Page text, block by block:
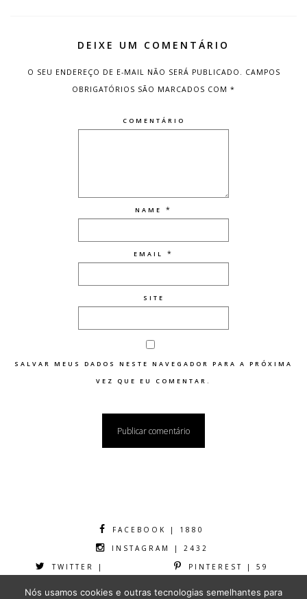
DEIXE UM COMENTÁRIO
O SEU ENDEREÇO DE E-MAIL NÃO SERÁ PUBLICADO. CAMPOS
OBRIGATÓRIOS SÃO MARCADOS COM *
COMENTÁRIO
NAME *
EMAIL *
SITE
SALVAR MEUS DADOS NESTE NAVEGADOR PARA A PRÓXIMA
VEZ QUE EU COMENTAR.
FACEBOOK | 1880
INSTAGRAM | 2432
TWITTER |
PINTEREST | 59
Nós usamos cookies e outras tecnologias semelhantes para